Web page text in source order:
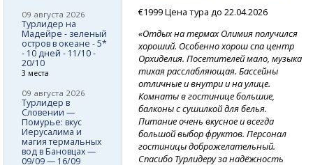
€1999 Цена тура до 22.04.2026
«Отдых на термах Олимия получился
хороший. Особенно хорош спа центр
Орхиделия. Посетителей мало, музыка
тихая расслабляющая. Бассейны
отличные и внутри и на улице.
Комнаты в гостинице большие,
балконы с сушилкой для белья.
Питание очень вкусное и всегда
большой выбор фруктов. Персонал
гостиницы доброжелательный.
Спасибо Турлидеру за надёжность
09 августа 2026
Турлидер на
Мадейре - зеленый
остров в океане - 5*
- 10 дней - 11/10 -
20/10
3 места
09 августа 2026
Турлидер в
Словении —
Помурье: вкус
Иерусалима и
магия термальных
вод в Бановцах —
09/09 — 16/09